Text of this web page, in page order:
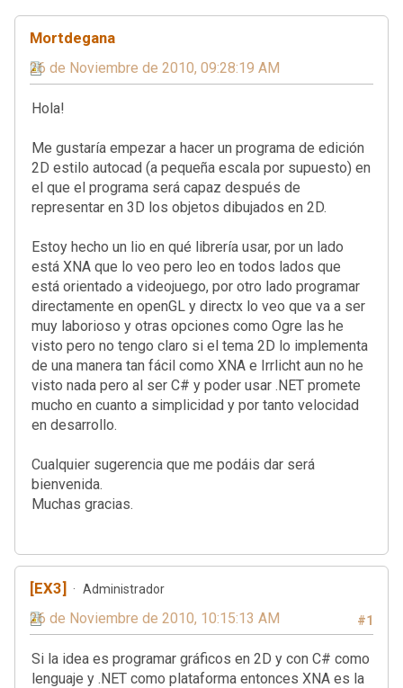
Mortdegana
26 de Noviembre de 2010, 09:28:19 AM
Hola!
Me gustaría empezar a hacer un programa de edición
2D estilo autocad (a pequeña escala por supuesto) en
el que el programa será capaz después de
representar en 3D los objetos dibujados en 2D.
Estoy hecho un lio en qué librería usar, por un lado
está XNA que lo veo pero leo en todos lados que
está orientado a videojuego, por otro lado programar
directamente en openGL y directx lo veo que va a ser
muy laborioso y otras opciones como Ogre las he
visto pero no tengo claro si el tema 2D lo implementa
de una manera tan fácil como XNA e Irrlicht aun no he
visto nada pero al ser C# y poder usar .NET promete
mucho en cuanto a simplicidad y por tanto velocidad
en desarrollo.
Cualquier sugerencia que me podáis dar será
bienvenida.
Muchas gracias.
[EX3] Administrador
#1
26 de Noviembre de 2010, 10:15:13 AM
Si la idea es programar gráficos en 2D y con C# como
lenguaje y .NET como plataforma entonces XNA es la